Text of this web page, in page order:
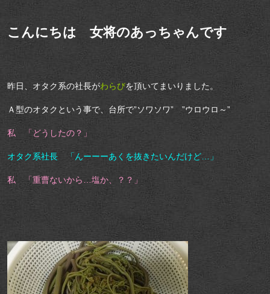
こんにちは 女将のあっちゃんです
昨日、オタク系の社長がわらびを頂いてまいりました。
Ａ型のオタクという事で、台所で”ソワソワ” ”ウロウロ～”
私 「どうしたの？」
オタク系社長 「んーーーあくを抜きたいんだけど…」
私 「重曹ないから…塩か、？？」